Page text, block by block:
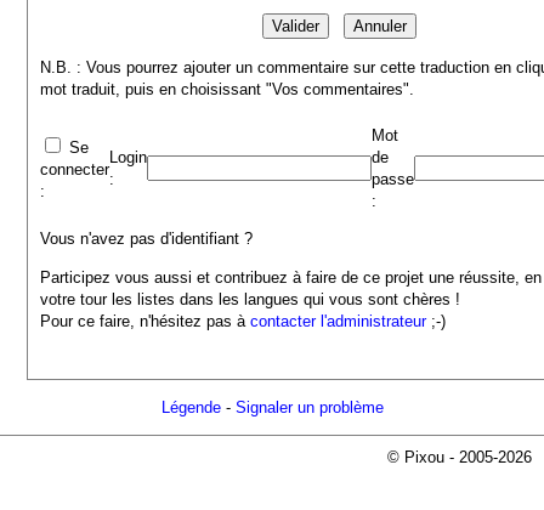
N.B. : Vous pourrez ajouter un commentaire sur cette traduction en
mot traduit, puis en choisissant "Vos commentaires".
Se
connecter
:
Login
:
Mot
de
passe
:
Vous n'avez pas d'identifiant ?
Participez vous aussi et contribuez à faire de ce projet une réussite,
votre tour les listes dans les langues qui vous sont chères !
Pour ce faire, n'hésitez pas àcontacter l'administrateur;-)
Légende- Signaler un problème
© Pixou - 2005-2026